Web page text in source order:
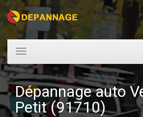
Toggle
navigation
Dépannage auto
Petit (91710)